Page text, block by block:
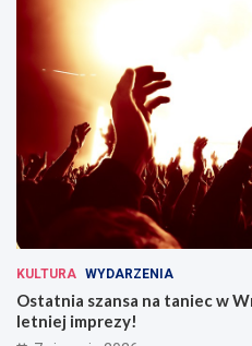
KULTURA WYDARZENIA
Ostatnia szansa na taniec w
letniej imprezy!